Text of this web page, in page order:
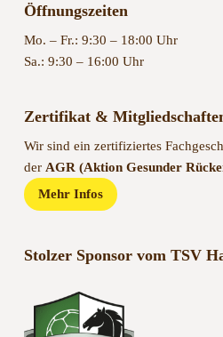
Öffnungszeiten
Mo. – Fr.: 9:30 – 18:00 Uhr
Sa.: 9:30 – 16:00 Uhr
Zertifikat &
Wir sind ein zertifiziertes
der AGR (Aktion Gesunder
Mehr Infos
Stolzer Sponsor vom TSV